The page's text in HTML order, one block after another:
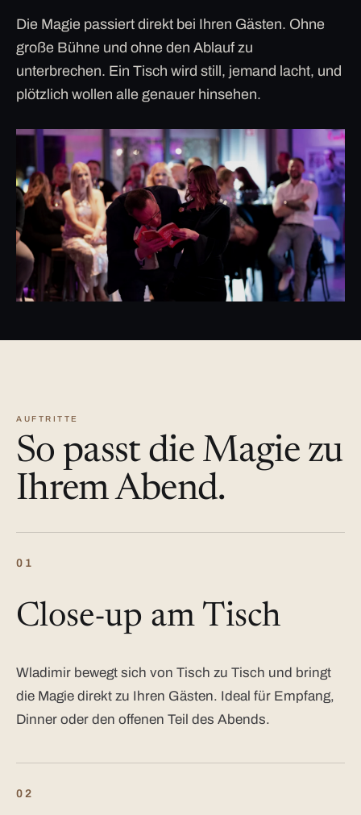
Die Magie passiert direkt bei Ihren Gästen. Ohne
große Bühne und ohne den Ablauf zu
unterbrechen. Ein Tisch wird still, jemand lacht, und
plötzlich wollen alle genauer hinsehen.
AUFTRITTE
So passt die Magie zu
Ihrem Abend.
01
Close-up am Tisch
Wladimir bewegt sich von Tisch zu Tisch und bringt
die Magie direkt zu Ihren Gästen. Ideal für Empfang,
Dinner oder den offenen Teil des Abends.
02